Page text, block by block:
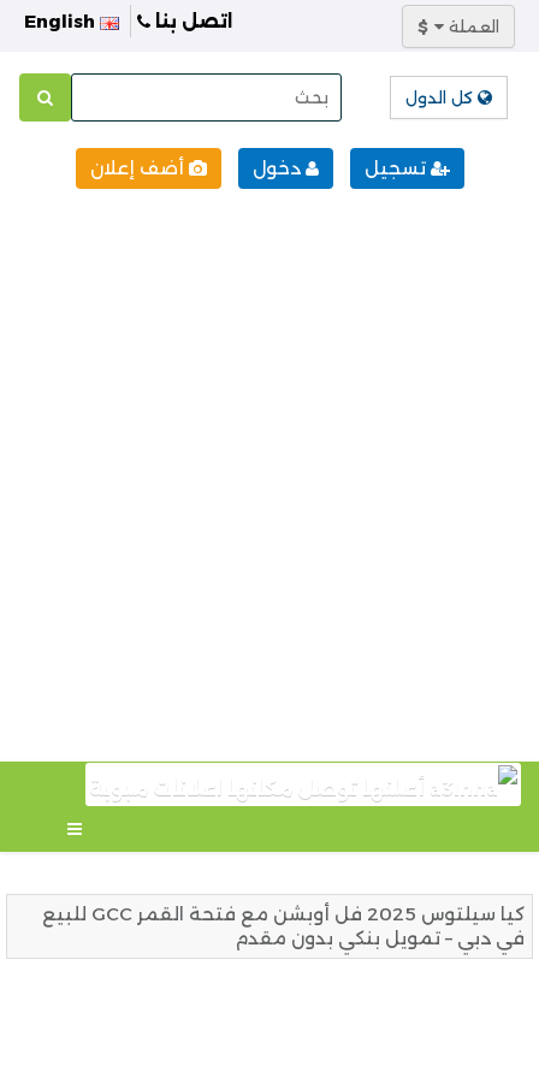
$ العملة اتصل بنا
كل الدول
تسجيل دخول أضف إعلان
كيا سيلتوس 2025 فل أوبشن مع فتحة القمر GCC للبيع
في دبي – تمويل بنكي بدون مقدم